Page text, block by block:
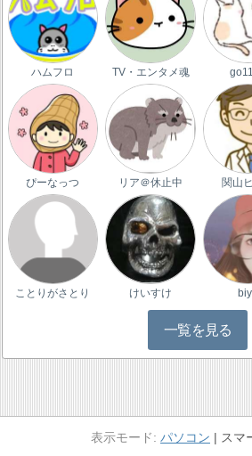
ハムフロ TV・エンタメ魂
ぴーなっつ リア＠休止中 関山
ことりがさとり けいすけ
一覧を見る
パソコン スマ